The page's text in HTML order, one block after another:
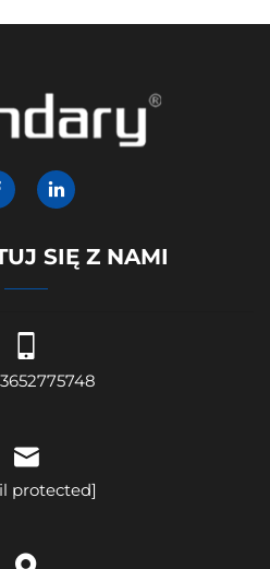
SIĘ Z NAMI
protected]